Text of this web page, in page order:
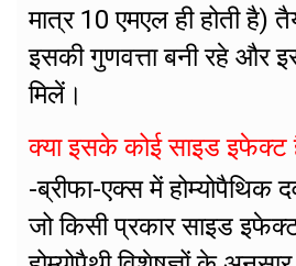
मात्र 10 एमएल ही होती है)
इसकी गुणवत्ता बनी रहे और
मिलें।
क्या इसके कोई साइड इफेक्ट
-ब्रीफा-एक्स में होम्योपैथिक
जो किसी प्रकार साइड